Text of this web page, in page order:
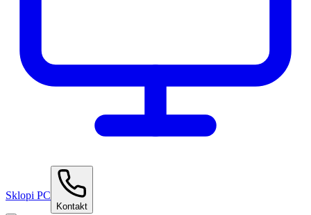
Sklopi PC
Kontakt